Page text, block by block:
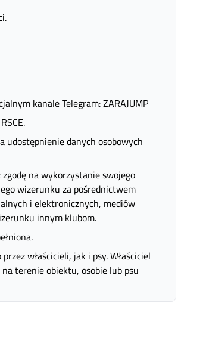
kanale Telegram: ZARAJUMP
udostępnienie danych osobowych
na wykorzystanie swojego
wizerunku za pośrednictwem
i elektronicznych, mediów
innym klubom.
właścicieli, jak i psy. Właściciel
terenie obiektu, osobie lub psu